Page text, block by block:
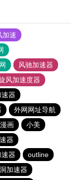
加速
风驰加速器
风加速度器
器
外网网址导航
画
小美
器
器
outline
加速器